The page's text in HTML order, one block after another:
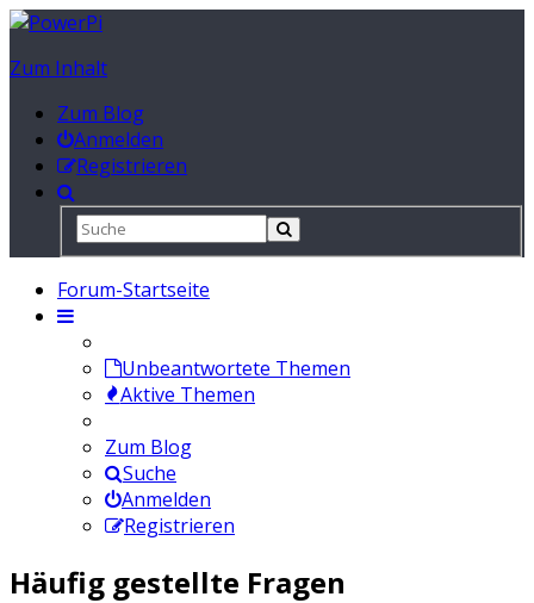
Zum Inhalt
Zum Blog
Anmelden
Registrieren
Forum-Startseite
Unbeantwortete Themen
Aktive Themen
Zum Blog
Suche
Anmelden
Registrieren
Häufig gestellte Fragen